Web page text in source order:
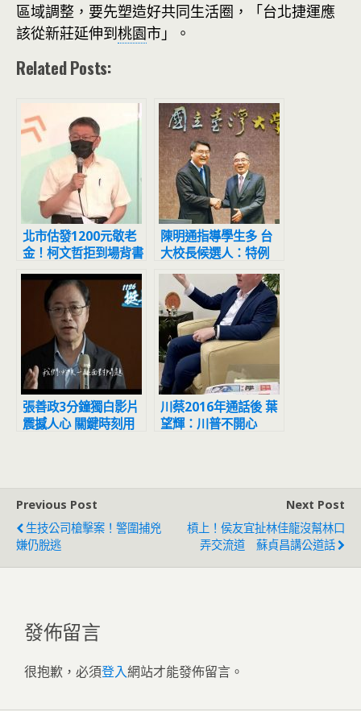
區域調整，要先塑造好共同生活圈，「台北捷運應
該從新莊延伸到桃園市」。
Related Posts:
北市估發1200元敬老
金！柯文哲拒到場背書
黃珊珊代打
陳明通指導學生多 台
大校長候選人：特例
張善政3分鐘獨白影片
震撼人心 關鍵時刻用
川蔡2016年通話後 葉
望輝：川普不開心
Previous Post
生技公司槍擊案！警圍捕兇
嫌仍脫逃
Next Post
槓上！侯友宜扯林佳龍沒幫林口
弄交流道 蘇貞昌講公道話
發佈留言
很抱歉，必須登入網站才能發佈留言。